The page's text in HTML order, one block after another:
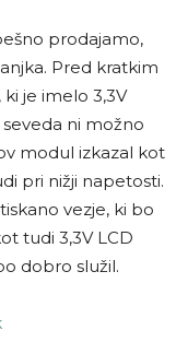
prodajamo,
Pred kratkim
je imelo 3,3V
ni možno
modul izkazal kot
pri nižji napetosti.
vezje, ki bo
tudi 3,3V LCD
dobro služil.